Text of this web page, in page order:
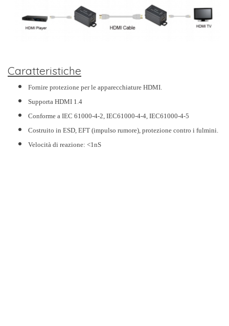
Caratteristiche
Fornire protezione per le apparecchiature HDMI.
Supporta HDMI 1.4
Conforme a IEC 61000-4-2, IEC61000-4-4, IEC61000-4-5
Costruito in ESD, EFT (impulso rumore), protezione contro i fulmini.
Velocità di reazione: <1nS